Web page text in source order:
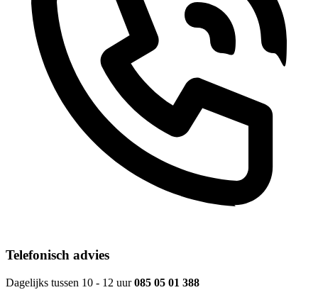
Telefonisch advies
Dagelijks tussen 10 - 12 uur085 05 01 388